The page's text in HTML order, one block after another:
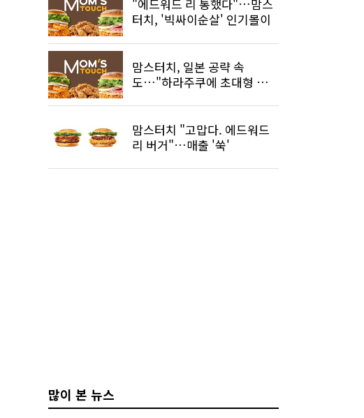
"에드워드 리 통했다"…맘스
터치, '빅싸이순살' 인기몰이
맘스터치, 일본 공략 속
도…"하라주쿠에 초대형 매
맘스터치 "고맙다. 에드워드
리 버거"…매출 '쑥'
많이 본 뉴스